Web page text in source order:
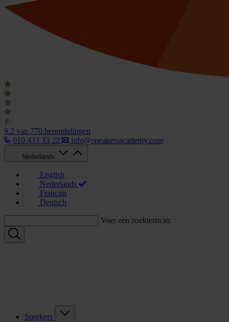
9.2 van 770 beoordelingen
010 433 33 22
info@speakersacademy.com
Nederlands
English
Nederlands
Français
Deutsch
Voer een zoekterm in:
Sprekers